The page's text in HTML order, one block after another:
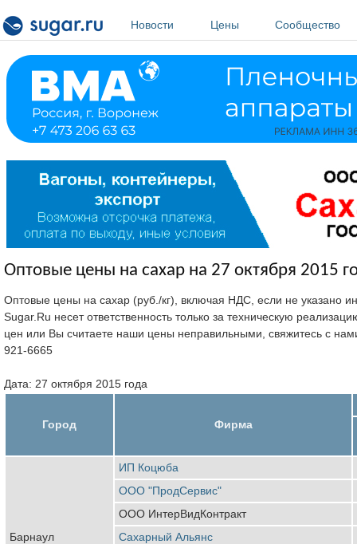
Новости
Цены Сообщество
Оптовые цены на сахар на 27 октября 2015
Оптовые цены на сахар (руб./кг), включая НДС, если не указано
Sugar.Ru несет ответственность только за техническую
цен или Вы считаете наши цены неправильными, свяжитесь с
921-6665
Дата: 27 октября 2015 года
Город Фирма
Барнаул
ИП Коцюба
ООО "ПродСервис"
ООО ИнтерВидКонтракт
Сахарный Альянс